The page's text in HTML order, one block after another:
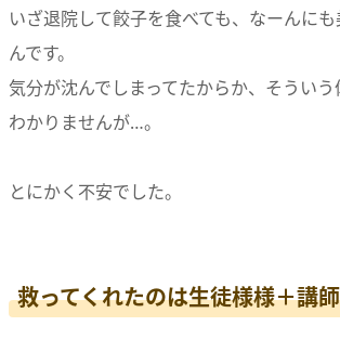
いざ退院して餃子を食べても、なーんに
んです。
気分が沈んでしまってたからか、そうい
わかりませんが…。
とにかく不安でした。
救ってくれたのは生徒様様＋講